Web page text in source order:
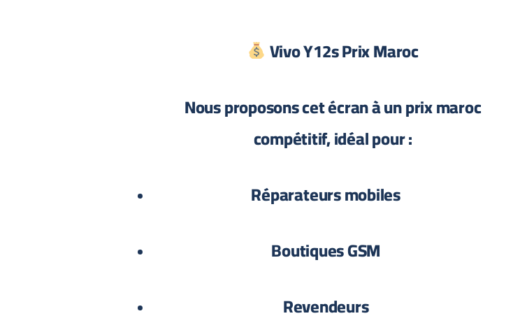
Vivo Y12s Prix Maroc
Nous proposons cet écran à un prix maroc
compétitif, idéal pour :
Réparateurs mobiles
Boutiques GSM
Revendeurs